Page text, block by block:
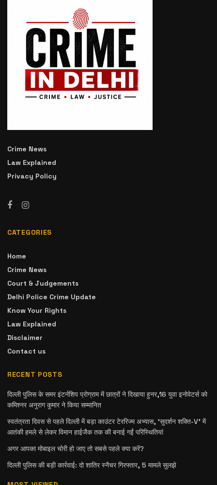
Crime News
Law Explained
Privacy Policy
CATEGORIES
Home
Crime News
Court & Judgements
Delhi Police Crime Update
Know Your Rights
Law Explained
Disclaimer
Contact us
RECENT POSTS
दिल्ली पुलिस के समर इंटर्नशिप प्रोग्राम में छात्रों ने दिखाया हुनर,16 युवा इनोवेटर्स को
कमिश्नर अनुराग कुमार ने किया सम्मानित
स्वतंत्रता दिवस से पहले दिल्ली में बड़ा काउंटर टेररिज्म अभ्यास, ‘सुदर्शन शक्ति-V’ में
आतंकी हमले से लेकर विमान हाईजैक तक की बनाई गईं परिस्थितियां
अगर आपका मोबाइल चोरी हो जाए तो सबसे पहले क्या करें?
दिल्ली पुलिस की बड़ी कार्रवाई: दो शातिर स्नैचर गिरफ्तार, 5 मामले सुलझे